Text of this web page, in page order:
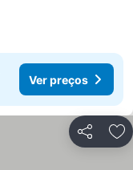
Ver preços
Partilhar